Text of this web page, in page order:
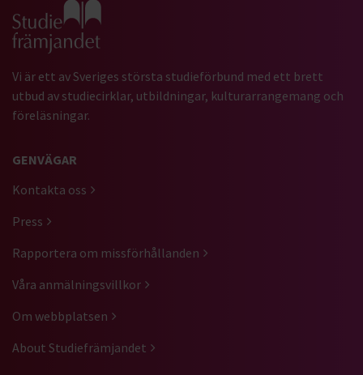
Gå till studiefrämjandets startsida
Vi är ett av Sveriges största studieförbund med ett brett
utbud av studiecirklar, utbildningar, kulturarrangemang och
föreläsningar.
GENVÄGAR
Kontakta oss
Press
Rapportera om missförhållanden
Våra anmälningsvillkor
Om webbplatsen
About Studiefrämjandet